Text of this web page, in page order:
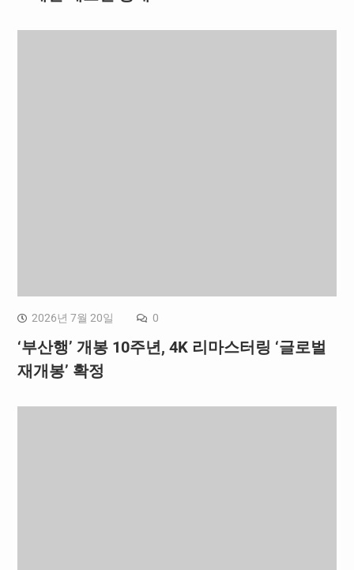
2026년 7월 20일 0
‘부산행’ 개봉 10주년, 4K 리마스터링 ‘글로벌
재개봉’ 확정